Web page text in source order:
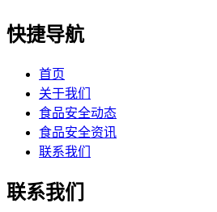
快捷导航
首页
关于我们
食品安全动态
食品安全资讯
联系我们
联系我们